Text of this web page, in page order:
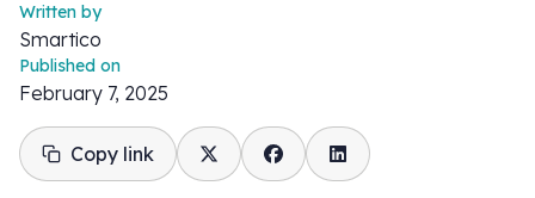
Written by
Smartico
Published on
February 7, 2025
Copy link